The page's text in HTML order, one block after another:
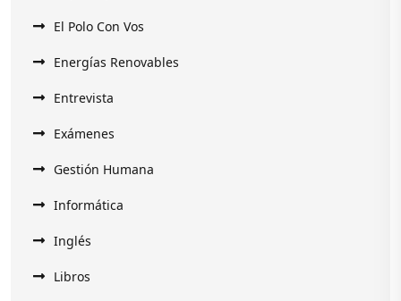
El Polo Con Vos
Energías Renovables
Entrevista
Exámenes
Gestión Humana
Informática
Inglés
Libros